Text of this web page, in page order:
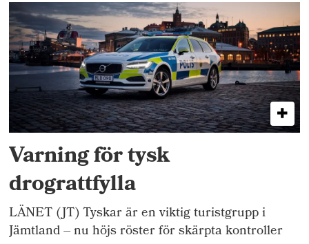
Varning för tysk
drograttfylla
LÄNET (JT) Tyskar är en viktig turistgrupp i
Jämtland – nu höjs röster för skärpta kontroller